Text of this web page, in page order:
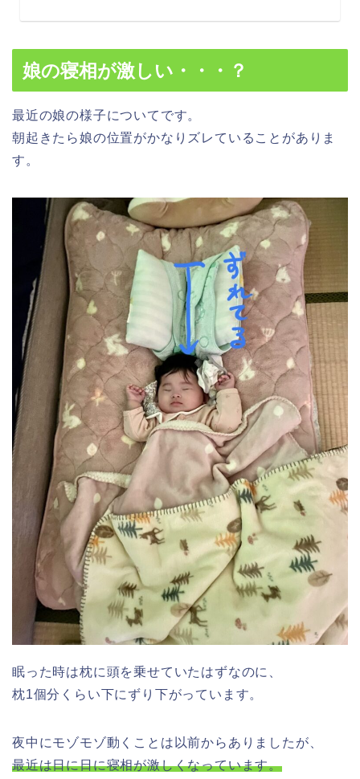
娘の寝相が激しい・・・？
最近の娘の様子についてです。
朝起きたら娘の位置がかなりズレていることがありま
す。
眠った時は枕に頭を乗せていたはずなのに、
枕1個分くらい下にずり下がっています。
夜中にモゾモゾ動くことは以前からありましたが、
最近は日に日に寝相が激しくなっています。